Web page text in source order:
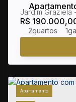
R$
Jardim Graziela
2 1
Apartamento